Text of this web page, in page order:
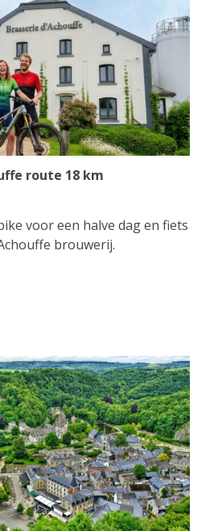
route 18 km
voor een halve dag en fiets
brouwerij.